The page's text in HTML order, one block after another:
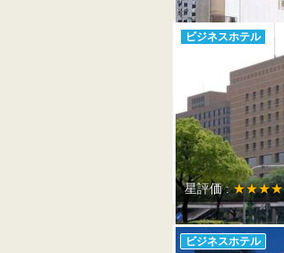
ビジネスホテル
星評価 :★★★★
ビジネスホテル